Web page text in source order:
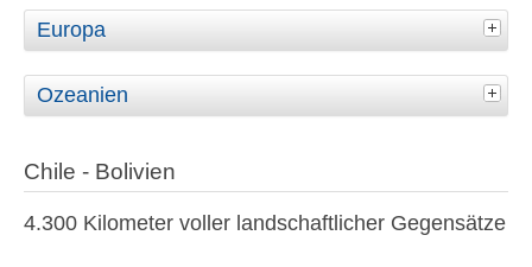
Europa
Ozeanien
Chile - Bolivien
4.300 Kilometer voller landschaftlicher Gegensätze